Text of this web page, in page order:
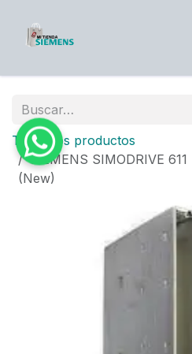
Todos los productos
SIEMENS SIMODRIVE
(New)